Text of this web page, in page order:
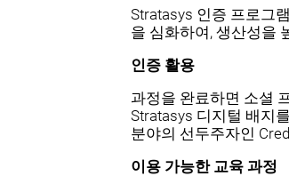
Stratasys 인증 프로그
을 심화하여, 생산성을
인증 활용
과정을 완료하면 소셜
Stratasys 디지털 배지
분야의 선두주자인
이용 가능한 교육 과정